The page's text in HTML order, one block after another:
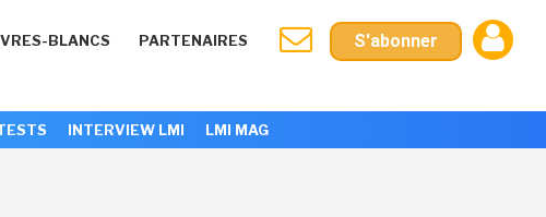
BLANCS PARTENAIRES S'abonner
INTERVIEW LMI LMI MAG